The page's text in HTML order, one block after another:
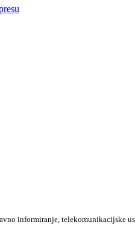
informiranje, telekomunikacijske